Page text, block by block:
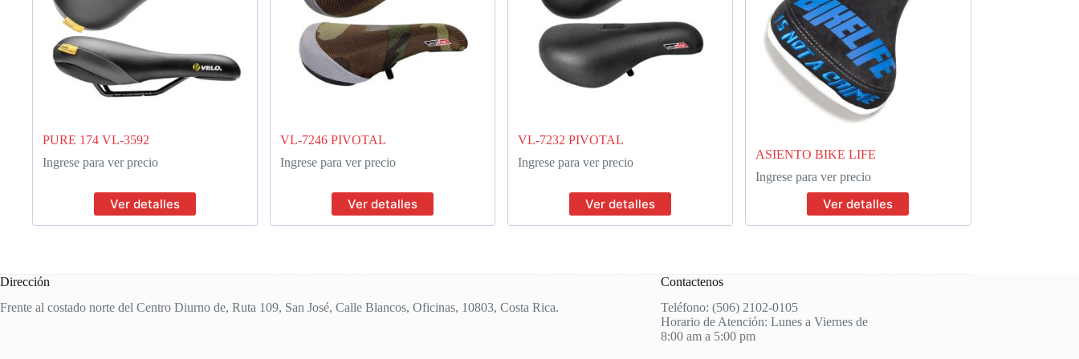
PURE 174 VL-3592
Ingrese para ver precio
Ver detalles
VL-7246 PIVOTAL
Ingrese para ver precio
Ver detalles
VL-7232 PIVOTAL
Ingrese para ver precio
Ver detalles
ASIENTO BIKE LIFE
Ingrese para ver precio
Ver detalles
Dirección
Frente al costado norte del Centro Diurno de, Ruta 109, San José, Calle Blancos, Oficinas, 10803, Costa Rica.
Contactenos
Teléfono: (506) 2102-0105
Horario de Atención: Lunes a Viernes de
8:00 am a 5:00 pm